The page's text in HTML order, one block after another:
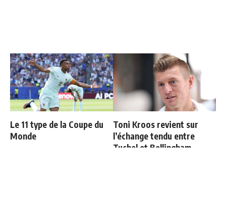
Le 11 type de la Coupe du
Monde
Toni Kroos revient sur
l’échange tendu entre
Tuchel et Bellingham